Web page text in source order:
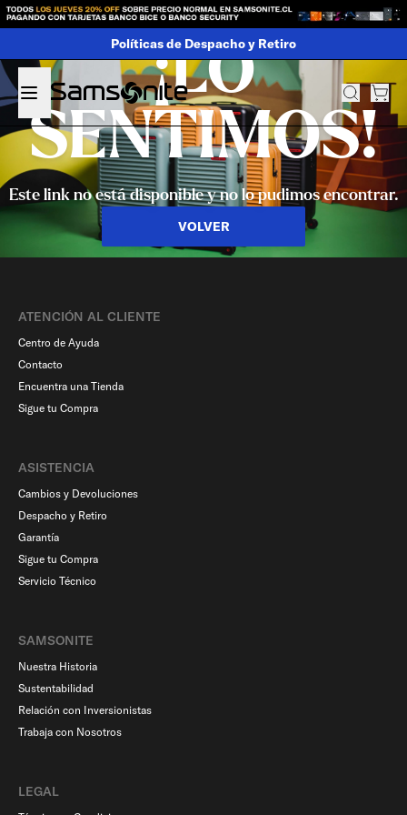
Políticas de Despacho y Retiro
¡LO
SENTIMOS!
Este link no está disponible y no lo pudimos encontrar.
VOLVER
ATENCIÓN AL CLIENTE
Centro de Ayuda
Contacto
Encuentra una Tienda
Sigue tu Compra
ASISTENCIA
Cambios y Devoluciones
Despacho y Retiro
Garantía
Sigue tu Compra
Servicio Técnico
SAMSONITE
Nuestra Historia
Sustentabilidad
Relación con Inversionistas
Trabaja con Nosotros
LEGAL